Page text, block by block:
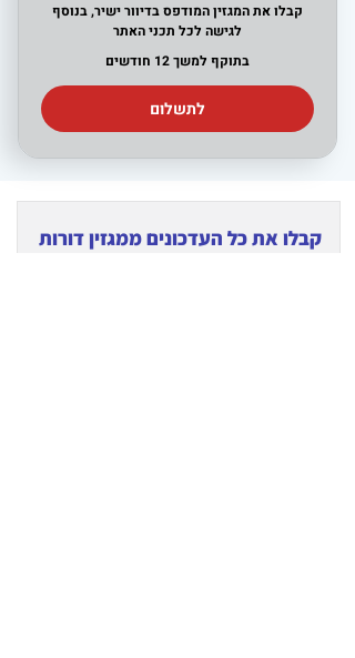
קבלו את המגזין המודפס בדיוור ישיר, בנוסף
לגישה לכל תכני האתר
בתוקף למשך 12 חודשים
לתשלום
קבלו את כל העדכונים ממגזין דורות